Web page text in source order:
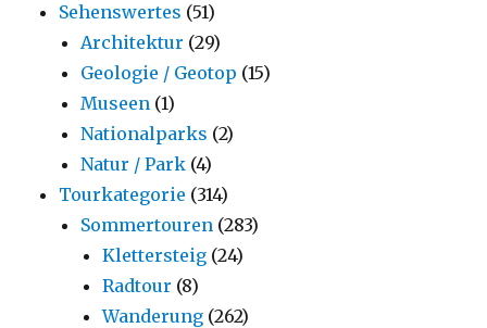
Sehenswertes (51)
Architektur (29)
Geologie / Geotop (15)
Museen (1)
Nationalparks (2)
Natur / Park (4)
Tourkategorie (314)
Sommertouren (283)
Klettersteig (24)
Radtour (8)
Wanderung (262)